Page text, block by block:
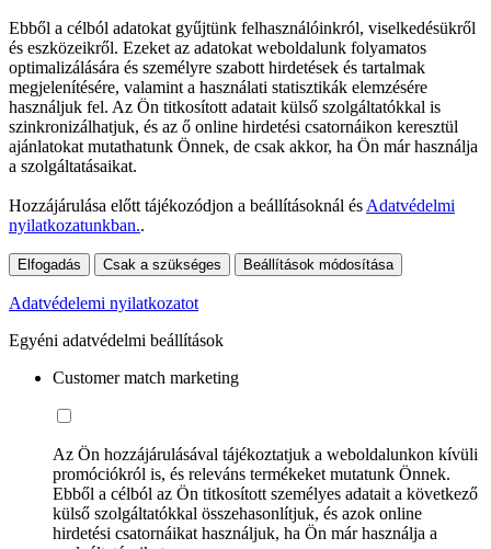
Ebből a célból adatokat gyűjtünk felhasználóinkról, viselkedésükről
és eszközeikről. Ezeket az adatokat weboldalunk folyamatos
optimalizálására és személyre szabott hirdetések és tartalmak
megjelenítésére, valamint a használati statisztikák elemzésére
használjuk fel. Az Ön titkosított adatait külső szolgáltatókkal is
szinkronizálhatjuk, és az ő online hirdetési csatornáikon keresztül
ajánlatokat mutathatunk Önnek, de csak akkor, ha Ön már használja
a szolgáltatásaikat.
Hozzájárulása előtt tájékozódjon a beállításoknál és Adatvédelmi
nyilatkozatunkban..
Elfogadás Csak a szükséges Beállítások módosítása
Adatvédelemi nyilatkozatot
Egyéni adatvédelmi beállítások
Customer match marketing
Az Ön hozzájárulásával tájékoztatjuk a weboldalunkon kívüli
promóciókról is, és releváns termékeket mutatunk Önnek.
Ebből a célból az Ön titkosított személyes adatait a következő
külső szolgáltatókkal összehasonlítjuk, és azok online
hirdetési csatornáikat használjuk, ha Ön már használja a